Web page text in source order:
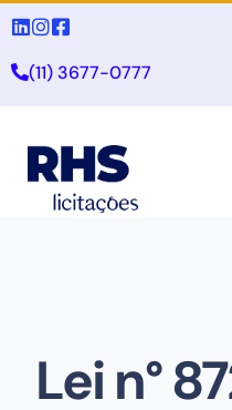
(11) 3677-0777
Lei n°